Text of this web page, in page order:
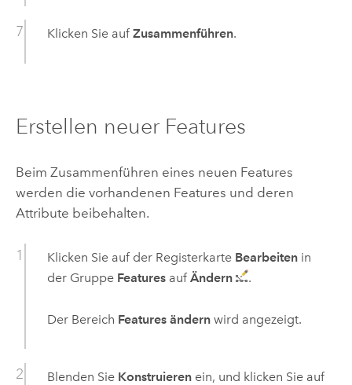
Klicken Sie auf Zusammenführen.
Erstellen neuer Features
Beim Zusammenführen eines neuen Features
werden die vorhandenen Features und deren
Attribute beibehalten.
Klicken Sie auf der Registerkarte Bearbeitenin
der Gruppe Featuresauf Ändern .
Der Bereich Features ändernwird angezeigt.
Blenden Sie Konstruierenein, und klicken Sie auf